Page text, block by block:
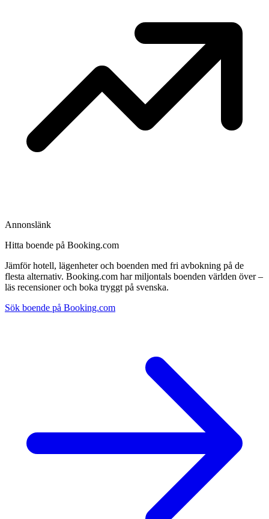
Annonslänk
Hitta boende på Booking.com
Jämför hotell, lägenheter och boenden med fri avbokning på de
flesta alternativ. Booking.com har miljontals boenden världen över –
läs recensioner och boka tryggt på svenska.
Sök boende på Booking.com